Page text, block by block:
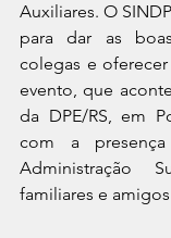
Auxiliares. O
para dar as
colegas e
evento, que
da DPE/RS, em
com a
Administração
familiares e